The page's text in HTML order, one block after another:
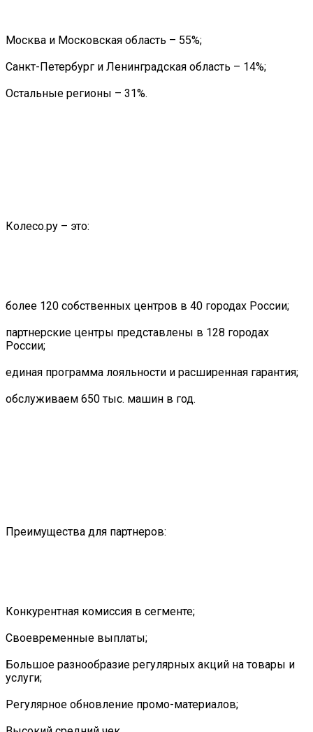
Москва и Московская область – 55%;
Санкт-Петербург и Ленинградская область – 14%;
Остальные регионы – 31%.
Колесо.ру – это:
более 120 собственных центров в 40 городах России;
партнерские центры представлены в 128 городах
России;
единая программа лояльности и расширенная гарантия;
обслуживаем 650 тыс. машин в год.
Преимущества для партнеров:
Конкурентная комиссия в сегменте;
Своевременные выплаты;
Большое разнообразие регулярных акций на товары и
услуги;
Регулярное обновление промо-материалов;